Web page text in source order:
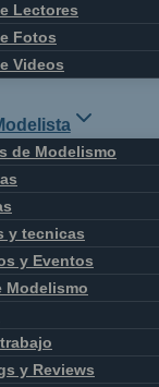
Lectores
Fotos
Videos
de Modelismo
y tecnicas
y Eventos
Modelismo
y Reviews